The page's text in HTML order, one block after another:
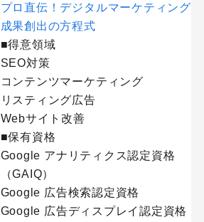
プロ直伝！デジタルマーケティング
成果創出の方程式
■得意領域
SEO対策
コンテンツマーケティング
リスティング広告
Webサイト改善
■保有資格
Google アナリティクス認定資格
（GAIQ）
Google 広告検索認定資格
Google 広告ディスプレイ認定資格